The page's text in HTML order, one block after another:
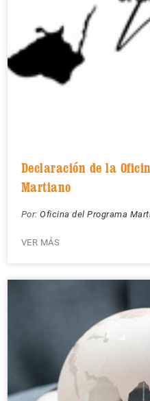
Declaración de la
Martiano
Por: Oficina del Programa
VER MÁS